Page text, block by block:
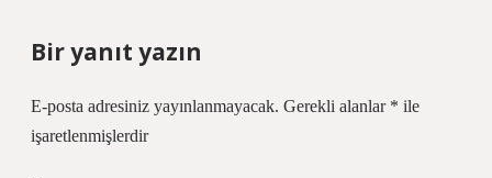
Bir yanıt yazın
E-posta adresiniz yayınlanmayacak. Gerekli alanlar * ile
işaretlenmişlerdir